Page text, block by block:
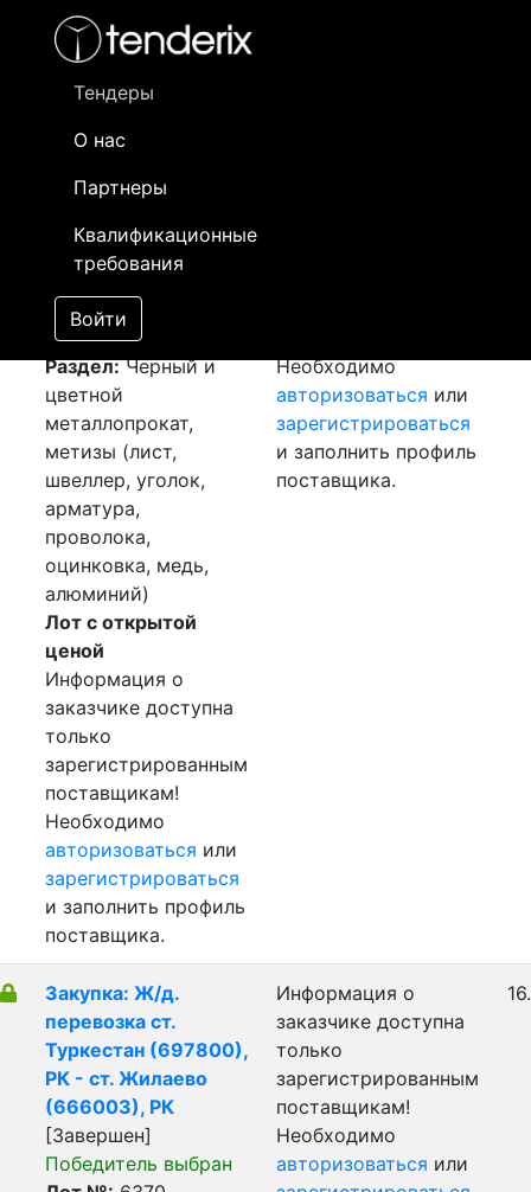
Тендеры
О нас
Партнеры
Квалификационные
требования
Войти
- активный лот
- сохраненный лот (не опубликован)
Закуп: Лист AISI
[Завершен]
Лот №:
АУКЦИОН (покупка
товара)
Раздел:Черный и
цветной
металлопрокат,
метизы (лист,
швеллер, уголок,
арматура,
проволока,
оцинковка, медь,
алюминий)
Лот с открытой
ценой
Информация о
заказчике доступна
только
зарегистрированным
поставщикам!
Необходимо
авторизоваться или
зарегистрироваться
и заполнить профиль
поставщика.
Необходимо
авторизоваться или
зарегистрироваться
и заполнить профиль
поставщика.
Закупка: Ж/д.
перевозка ст.
Туркестан (697800),
РК - ст. Жилаево
(666003), РК
[Завершен]
Победитель выбран
Информация о
заказчике доступна
только
зарегистрированным
поставщикам!
Необходимо
авторизоваться или